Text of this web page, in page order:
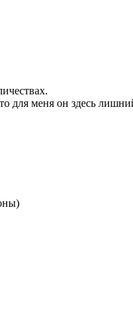
для меня он здесь